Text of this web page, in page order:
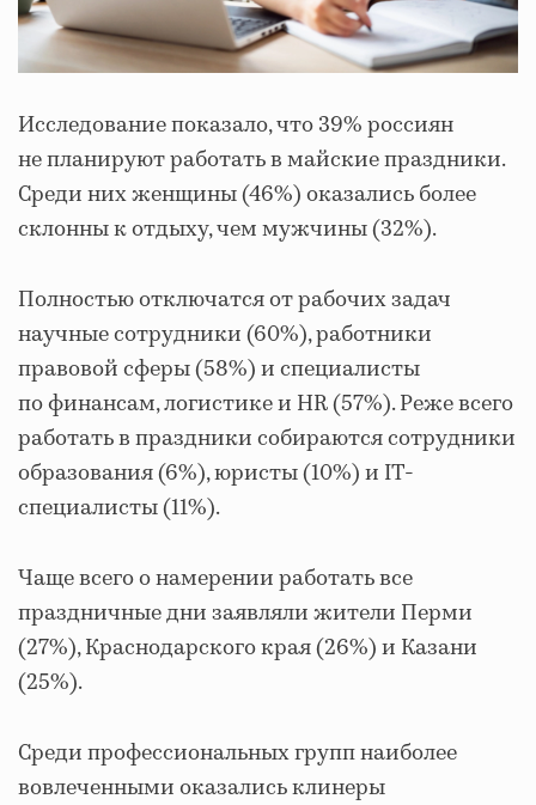
Исследование показало, что 39% россиян
не планируют работать в майские праздники.
Среди них женщины (46%) оказались более
склонны к отдыху, чем мужчины (32%).
Полностью отключатся от рабочих задач
научные сотрудники (60%), работники
правовой сферы (58%) и специалисты
по финансам, логистике и HR (57%). Реже всего
работать в праздники собираются сотрудники
образования (6%), юристы (10%) и IT-
специалисты (11%).
Чаще всего о намерении работать все
праздничные дни заявляли жители Перми
(27%), Краснодарского края (26%) и Казани
(25%).
Среди профессиональных групп наиболее
вовлеченными оказались клинеры